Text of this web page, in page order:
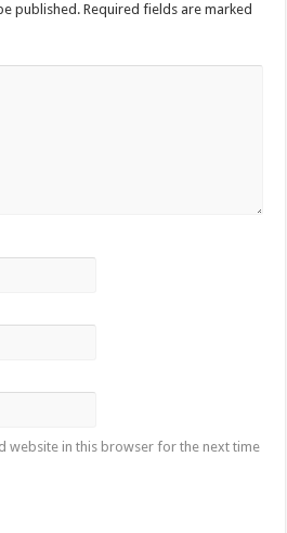
published. Required fields are marked
website in this browser for the next time